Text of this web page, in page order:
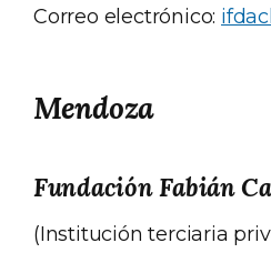
Correo electrónico:
Mendoza
Fundación Fabián
(Institución terciaria